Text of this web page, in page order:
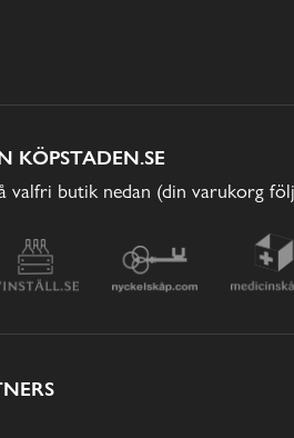
KÖPSTADEN.SE
valfri butik nedan (din varukorg